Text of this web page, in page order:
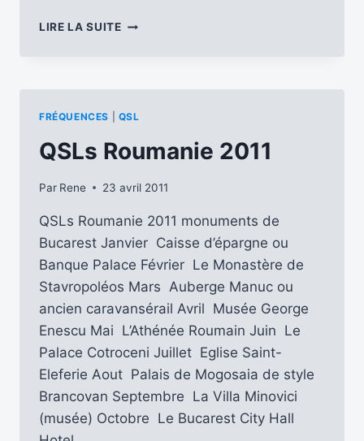
LIRE LA SUITEEMISSIONS
FRÉQUENCES QSL
QSLs Roumanie 2011
Par Rene 23 avril 2011
QSLs Roumanie 2011 monuments de
Bucarest Janvier Caisse d’épargne ou
Banque Palace Février Le Monastère de
Stavropoléos Mars Auberge Manuc ou
ancien caravansérail Avril Musée George
Enescu Mai L’Athénée Roumain Juin Le
Palace Cotroceni Juillet Eglise Saint-
Eleferie Aout Palais de Mogosaia de style
Brancovan Septembre La Villa Minovici
(musée) Octobre Le Bucarest City Hall